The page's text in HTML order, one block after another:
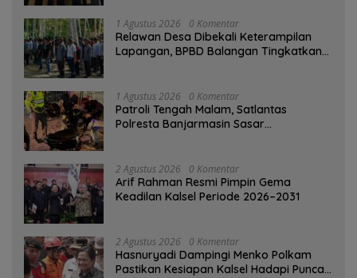
1 Agustus 2026 0 Komentar
Relawan Desa Dibekali Keterampilan
Lapangan, BPBD Balangan Tingkatkan
1 Agustus 2026 0 Komentar
Patroli Tengah Malam, Satlantas
Polresta Banjarmasin Sasar
2 Agustus 2026 0 Komentar
Arif Rahman Resmi Pimpin Gema
Keadilan Kalsel Periode 2026–2031
2 Agustus 2026 0 Komentar
Hasnuryadi Dampingi Menko Polkam
Pastikan Kesiapan Kalsel Hadapi Puncak